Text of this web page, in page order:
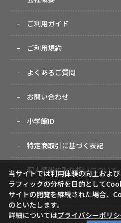
ご利用ガイド
ご利用規約
よくあるご質問
お問い合わせ
小学館ID
特定商取引に基づく表記
個人情報の取り扱いについて
サイトマップ
当サイトでは利用体験の向上およ
ラフィックの分析を目的として
サイトの閲覧を継続された場合、
のといたします。
詳細についてはプライバシーポリ